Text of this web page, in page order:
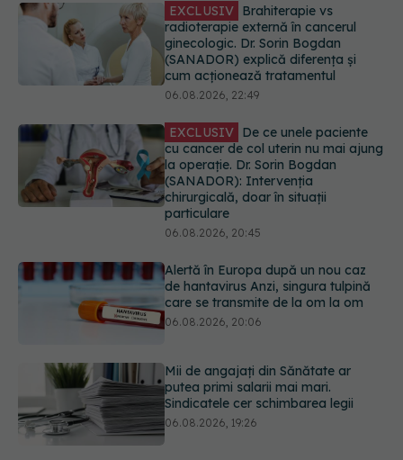
EXCLUSIV De ce unele paciente
cu cancer de col uterin nu mai ajung
la operație. Dr. Sorin Bogdan
(SANADOR): Intervenția
chirurgicală, doar în situații
particulare
06.08.2026, 20:45
Alertă în Europa după un nou caz
de hantavirus Anzi, singura tulpină
care se transmite de la om la om
06.08.2026, 20:06
putea primi salarii mai mari.
Sindicatele cer schimbarea legii
care pot fi tratate fără operație. Dr.
Sorin Bogdan (SANADOR): Chirurgia
este indicată doar punctual, pentru
anumite categorii de paciente